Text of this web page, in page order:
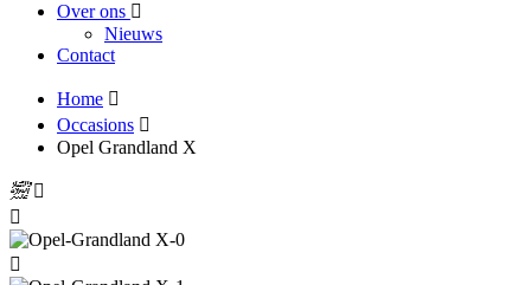
Over ons
Nieuws
Contact
Home
Occasions
Opel Grandland X